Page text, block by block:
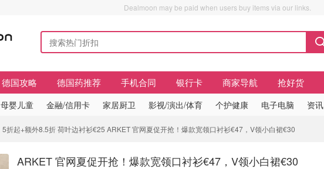
Dealmoon may be paid when users buy items via our links.
德国攻略 德国药推荐 手机合同 银行卡 商家导航 抢好货
母婴儿童 金融/信用卡 家居厨卫 影视/演出/体育 个护健康 电子电脑 资讯
5折起+额外8.5折 荷叶边衬衫€25 ARKET 官网夏促开抢！爆款宽领口衬衫€47，V领小白裙€30
ARKET 官网夏促开抢！爆款宽领口衬衫€47，V领小白裙€30